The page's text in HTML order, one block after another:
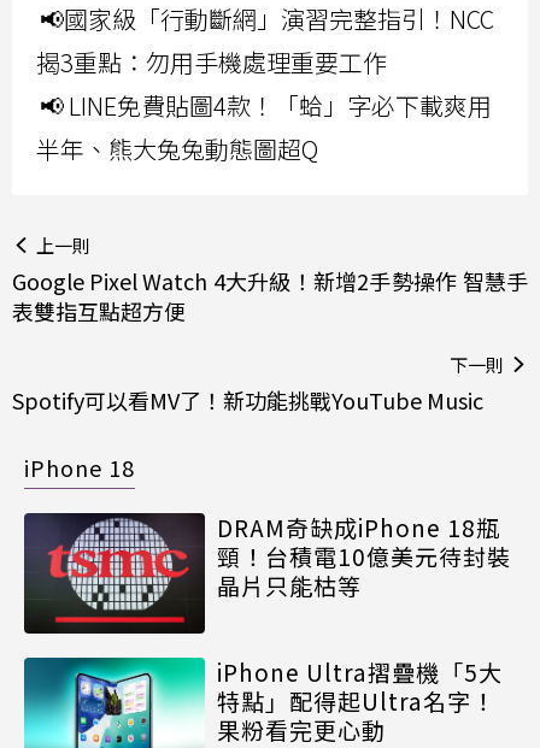
📢國家級「行動斷網」演習完整指引！NCC
揭3重點：勿用手機處理重要工作
📢 LINE免費貼圖4款！「蛤」字必下載爽用
半年、熊大兔兔動態圖超Q
上一則
Google Pixel Watch 4大升級！新增2手勢操作 智慧手
表雙指互點超方便
下一則
Spotify可以看MV了！新功能挑戰YouTube Music
iPhone 18
DRAM奇缺成iPhone 18瓶
頸！台積電10億美元待封裝
晶片只能枯等
iPhone Ultra摺疊機「5大
特點」配得起Ultra名字！
果粉看完更心動